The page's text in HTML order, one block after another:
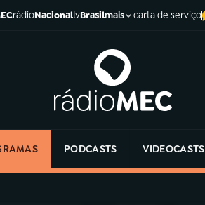
rádioNacionaltvBrasilmais carta de serviço
PODCASTS VIDEOCASTS